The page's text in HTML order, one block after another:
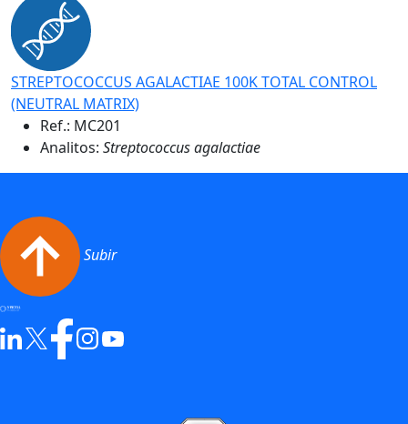
STREPTOCOCCUS AGALACTIAE 100K TOTAL CONTROL
(NEUTRAL MATRIX)
Ref.: MC201
Analitos: Streptococcus agalactiae
Subir